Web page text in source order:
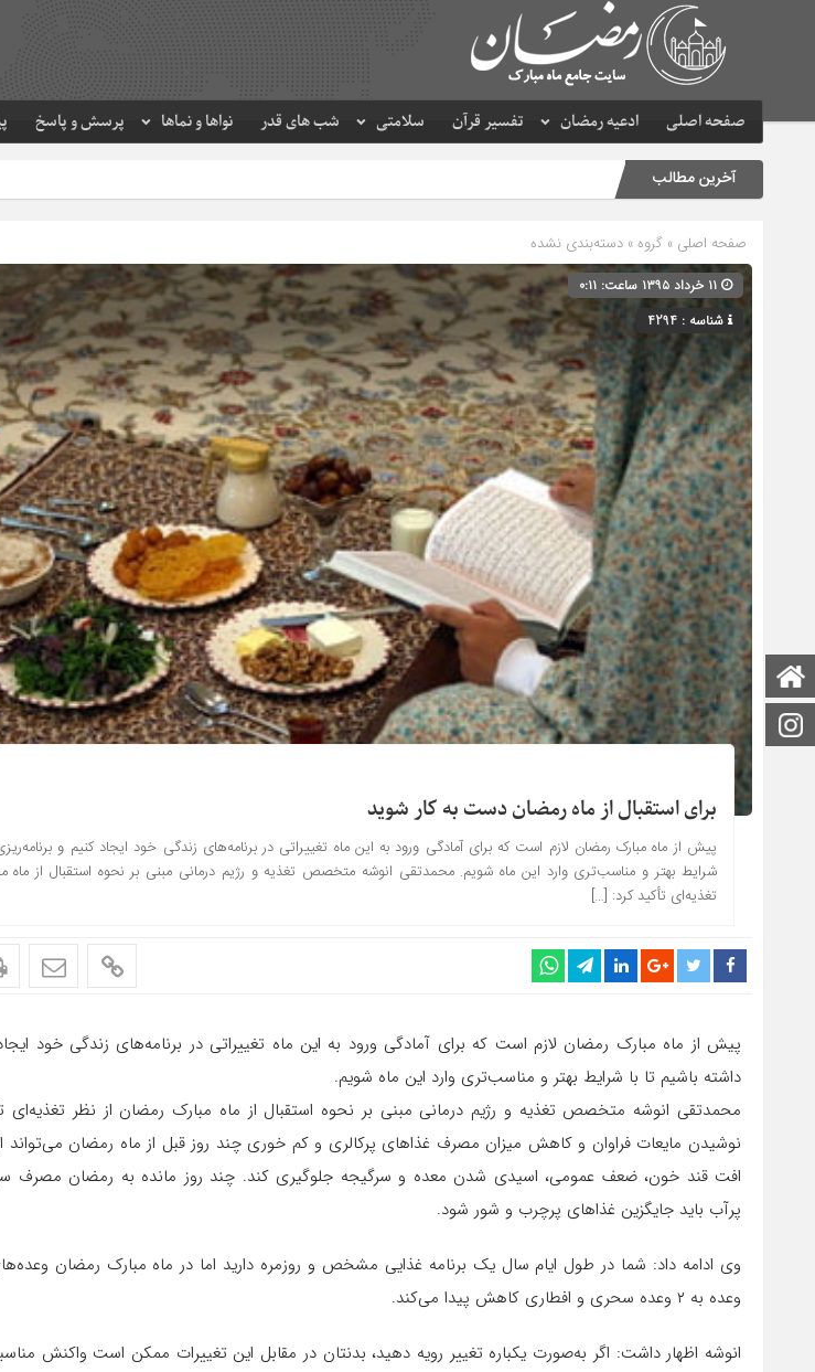
صفحه اصلی ادعیه رمضان تفسیر قرآن سلامتی شب های قدر نواها و نماها پرسش و پاسخ
صفحه اصلی
اینستاگرام
آخرین مطالب
صفحه اصلی » گروه » دسته‌بندی نشده
شناسه : 4294
برای استقبال از ماه رمضان دست به کار شوید
پیش از‌ ماه مبارک رمضان لازم است که برای آمادگی ورود به این ‌ماه تغییراتی در برنامه‌های زندگی خود ایجاد کنیم و
شرایط بهتر و مناسب‌تری وارد این ‌ماه شویم. محمدتقی انوشه متخصص تغذیه و رژیم درمانی مبنی بر نحوه استقبال از ماه
تغذیه‌ای تأکید کرد: […]
پیش از‌ ماه مبارک رمضان لازم است که برای آمادگی ورود به این ‌ماه تغییراتی در برنامه‌های زندگی خود
داشته باشیم تا با شرایط بهتر و مناسب‌تری وارد این ‌ماه شویم.
محمدتقی انوشه متخصص تغذیه و رژیم درمانی مبنی بر نحوه استقبال از ماه مبارک رمضان از نظر تغذیه‌ای
نوشیدن مایعات فراوان و کاهش میزان مصرف غذاهای پرکالری و کم خوری چند روز قبل از ماه رمضان
افت قند خون، ضعف عمومی، اسیدی شدن معده و سرگیجه جلوگیری کند. چند روز مانده به رمضان مصرف
پرآب باید جایگزین غذاهای پرچرب و شور شود.
وی ادامه داد: شما در طول ایام سال یک برنامه غذایی مشخص و روزمره دارید اما در ‌ماه مبارک رمضان
وعده به ۲ وعده سحری و افطاری کاهش پیدا می‌کند.
انوشه اظهار داشت: اگر به‌صورت یکباره تغییر رویه دهید، بدنتان در مقابل این تغییرات ممکن است واکنش